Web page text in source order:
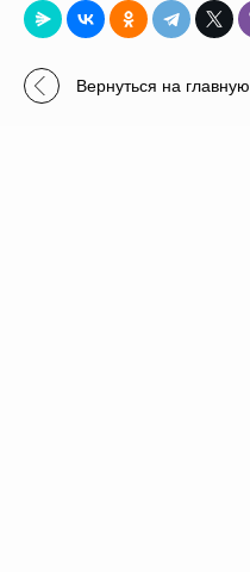
Вернуться на главную